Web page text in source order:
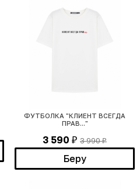
ФУТБОЛКА "КЛИЕНТ ВСЕГДА
ПРАВ..."
3 590 ₽ 3 990₽
Беру